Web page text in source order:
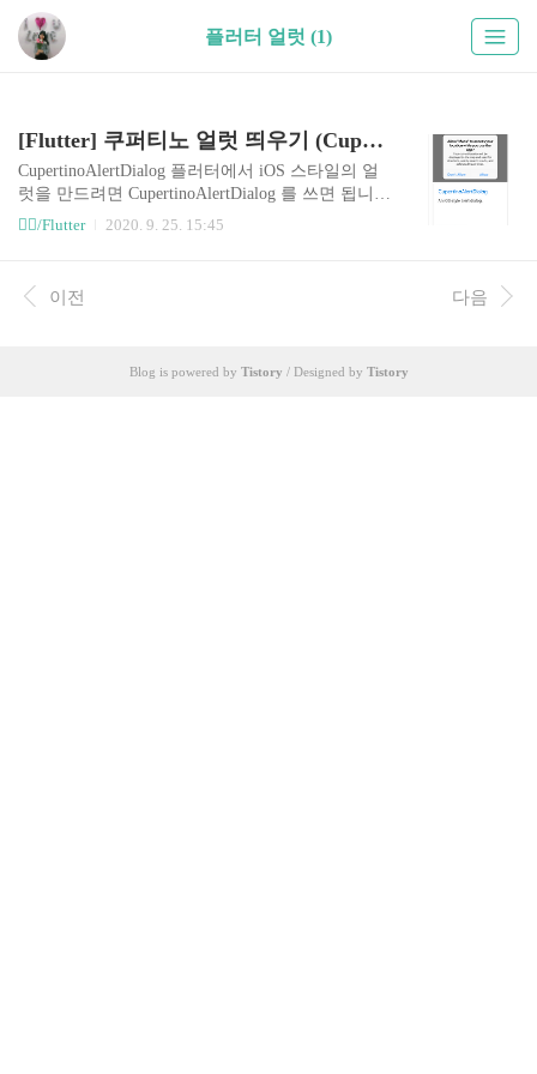
플러터 얼럿 (1)
[Flutter] 쿠퍼티노 얼럿 띄우기 (CupertinoAlertDialog, showCupertinoDialog)
CupertinoAlertDialog 플러터에서 iOS 스타일의 얼
럿을 만드려면 CupertinoAlertDialog 를 쓰면 됩니
다. 생성자는 이렇게 생겼습니다. 예를 들어 이렇게
ertinoDialogAction(isDefaultAction: true, child: Text
("Close")), onPressed: null] ) showCupertinoDialog 그
을 사용하면 됩니다. 이렇게 생겼고 iOS-..
🤼‍♀️/Flutter 2020. 9. 25. 15:45
이전 다음
Blog is powered by Tistory / Designed by Tistory